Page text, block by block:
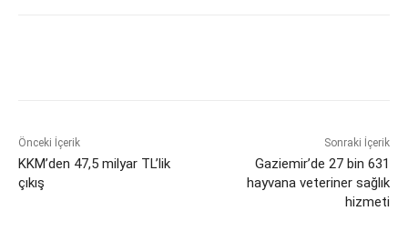
Önceki İçerik
KKM’den 47,5 milyar TL’lik
çıkış
Sonraki İçerik
Gaziemir’de 27 bin 631
hayvana veteriner sağlık
hizmeti